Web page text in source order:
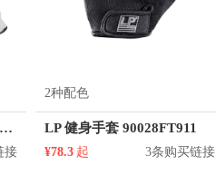
Reebok/锐步 Flashfilm Trainer 训练鞋
接
2种配色
LP 健身手套 90028FT911
¥78.3 起 3条购买链接